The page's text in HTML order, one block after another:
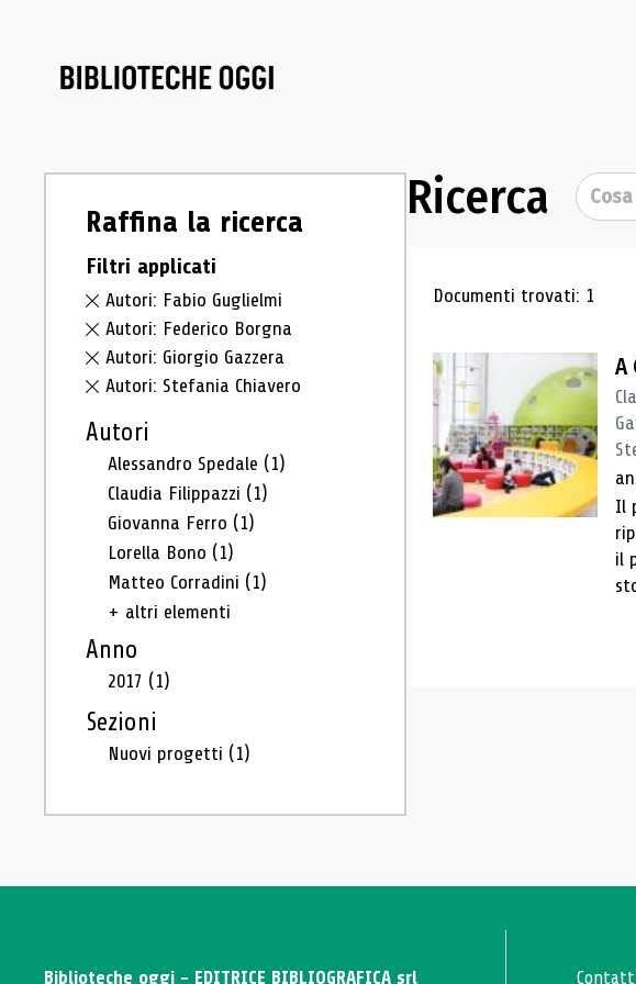
Raffina la ricerca
Filtri applicati
Autori: Fabio Guglielmi
Autori: Federico Borgna
Autori: Giorgio Gazzera
Autori: Stefania Chiavero
Autori
Alessandro Spedale (1)
Claudia Filippazzi (1)
Giovanna Ferro (1)
Lorella Bono (1)
Matteo Corradini (1)
+ altri elementi
Anno
2017 (1)
Sezioni
Nuovi progetti (1)
Ricerca Cerca
Risultati di
Documenti trovati: 1
A
Il
il
Biblioteche oggi - EDITRICE BIBLIOGRAFICA srl